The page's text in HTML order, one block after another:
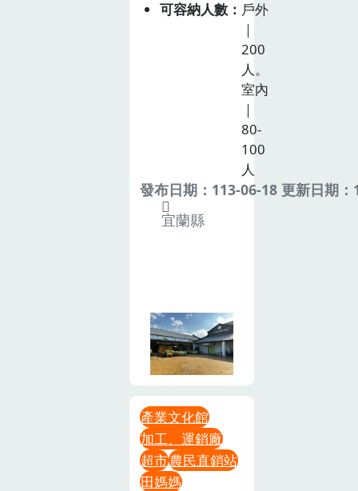
可容納人數
戶外
｜
200
人。
室內
｜
80-
100
人
發布日期：113-06-18 更新日期
宜蘭縣
產業文化館
加工、運銷廠
超市農民直銷站
田媽媽